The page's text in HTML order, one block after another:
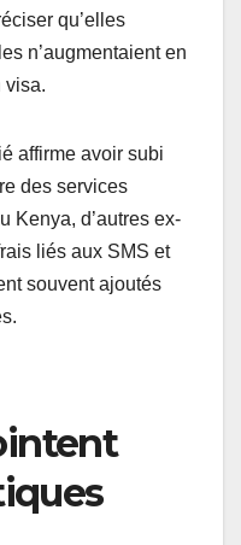
qu’elles
n’augmentaient en
visa.
affirme avoir subi
des services
Kenya, d’autres ex-
liés aux SMS et
souvent ajoutés